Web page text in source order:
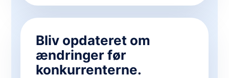
Bliv opdateret om
ændringer før
konkurrenterne.